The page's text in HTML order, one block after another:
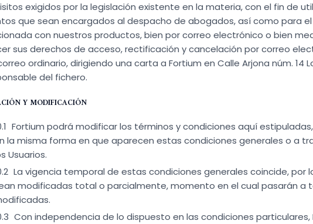
exigidos por la legislación existente en la materia, con el fin de
que sean encargados al despacho de abogados, así como para
con nuestros productos, bien por correo electrónico o bien
sus derechos de acceso, rectificación y cancelación por correo
ordinario, dirigiendo una carta a Fortium en Calle Arjona núm. 14
del fichero.
Y MODIFICACIÓN
Fortium podrá modificar los términos y condiciones aquí
la misma forma en que aparecen estas condiciones generales o a
Usuarios.
La vigencia temporal de estas condiciones generales coincide,
modificadas total o parcialmente, momento en el cual pasarán a
Con independencia de lo dispuesto en las condiciones